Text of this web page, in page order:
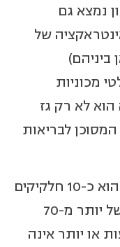
נמצא גם
של
מכוניות
הוא לא רק גז
לבריאות
הריכוז של האוזון בטרופוספרה הוא כ-10 חלקיקים
למיליארד. חשיפה לרמות אוזון של יותר מ-70
למיליארד במשך 8 שעות או יותר אינה